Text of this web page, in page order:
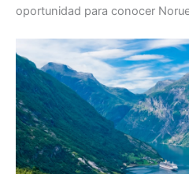
oportunidad para conocer